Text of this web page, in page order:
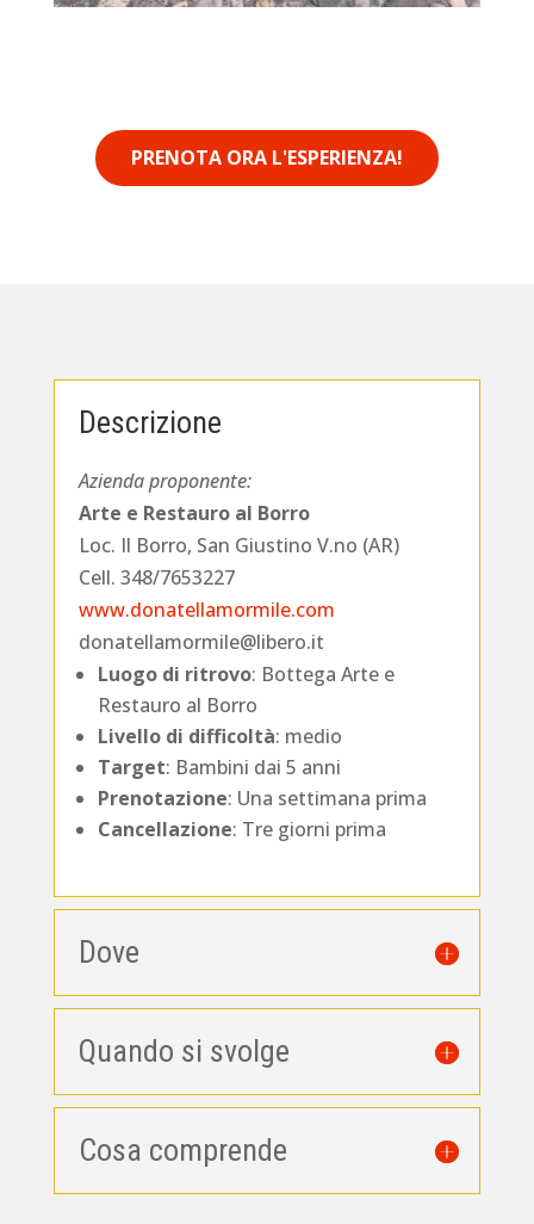
PRENOTA ORA L'ESPERIENZA!
Descrizione
Azienda proponente:
Arte e Restauro al Borro
Loc. Il Borro, San Giustino V.no (AR)
Cell. 348/7653227
www.donatellamormile.com
donatellamormile@libero.it
Luogo di ritrovo: Bottega Arte e
Restauro al Borro
Livello di difficoltà: medio
Target: Bambini dai 5 anni
Prenotazione: Una settimana prima
Cancellazione: Tre giorni prima
Dove
Quando si svolge
Cosa comprende